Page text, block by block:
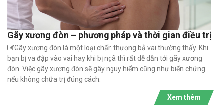
Gãy xương đòn – phương pháp và thời gian điều trị
Gãy xương đòn là một loại chấn thương bả vai thường thấy. Khi
bạn bị va đập vào vai hay khi bị ngã thì rất dễ dẫn tới gãy xương
đòn. Việc gãy xương đòn sẽ gây nguy hiểm cũng như biến chứng
nếu không chữa trị đúng cách.
Xem thêm